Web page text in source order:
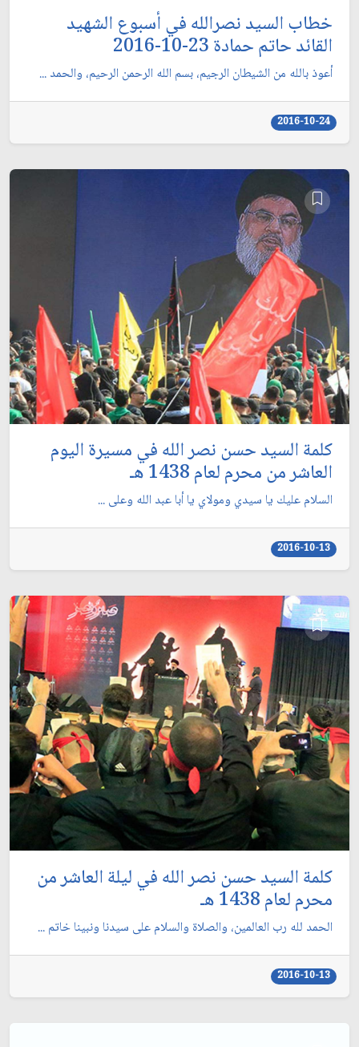
خطاب السيد نصرالله في أسبوع الشهيد
القائد حاتم حمادة 23-10-2016
أعوذ بالله من الشيطان الرجيم، بسم الله الرحمن الرحيم، والحمد ...
2016-10-24
كلمة السيد حسن نصر الله في مسيرة اليوم
العاشر من محرم لعام 1438 هـ
السلام عليك يا سيدي ومولاي يا أبا عبد الله وعلى ...
2016-10-13
كلمة السيد حسن نصر الله في ليلة العاشر من
محرم لعام 1438 هـ
الحمد لله رب العالمين، والصلاة والسلام على سيدنا ونبينا خاتم ...
2016-10-13